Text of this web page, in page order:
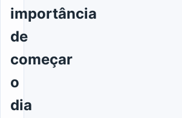
importância
de
começar
o
dia